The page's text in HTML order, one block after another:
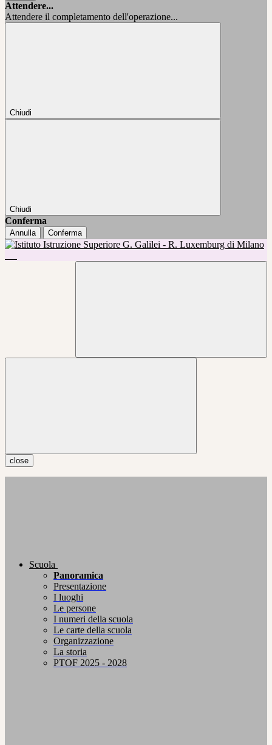
Attendere...
Attendere il completamento dell'operazione...
Chiudi
Chiudi
Conferma
Annulla Conferma
close
Scuola
Panoramica
Presentazione
I luoghi
Le persone
I numeri della scuola
Le carte della scuola
Organizzazione
La storia
PTOF 2025 - 2028